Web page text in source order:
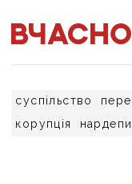
суспільство
корупція
нардепи